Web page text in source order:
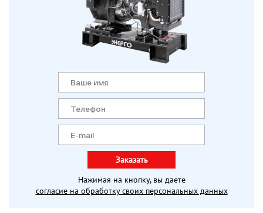
Заказать
Нажимая на кнопку, вы даете
согласие на обработку своих персональных данных